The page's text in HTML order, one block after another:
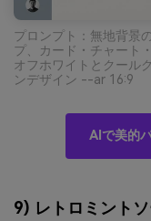
プロンプト：無地背景
プ、カード・チャート
オフホワイトとクール
ンデザイン --ar 16:9
AIで美的
9) レトロミント